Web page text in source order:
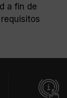
a fin de